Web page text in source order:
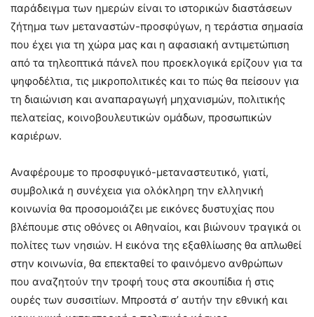
παράδειγμα των ημερών είναι το ιστορικών διαστάσεων
ζήτημα των μεταναστών-προσφύγων, η τεράστια σημασία
που έχει για τη χώρα μας και η αφασιακή αντιμετώπιση
από τα τηλεοπτικά πάνελ που προεκλογικά ερίζουν για τα
ψηφοδέλτια, τις μικροπολιτικές και το πώς θα πείσουν για
τη διαιώνιση και αναπαραγωγή μηχανισμών, πολιτικής
πελατείας, κοινοβουλευτικών ομάδων, προσωπικών
καριέρων.
Αναφέρουμε το προσφυγικό-μεταναστευτικό, γιατί,
συμβολικά η συνέχεια για ολόκληρη την ελληνική
κοινωνία θα προσομοιάζει με εικόνες δυστυχίας που
βλέπουμε στις οθόνες οι Αθηναίοι, και βιώνουν τραγικά οι
πολίτες των νησιών. Η εικόνα της εξαθλίωσης θα απλωθεί
στην κοινωνία, θα επεκταθεί το φαινόμενο ανθρώπων
που αναζητούν την τροφή τους στα σκουπίδια ή στις
ουρές των συσσιτίων. Μπροστά σ’ αυτήν την εθνική και